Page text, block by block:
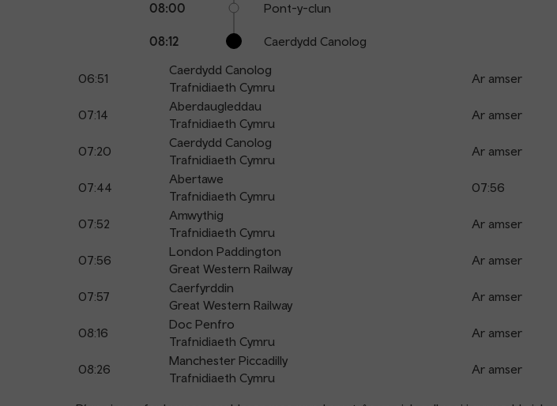
08:00 Pont-y-clun
08:12 Caerdydd Canolog
06:51
Caerdydd Canolog
Trafnidiaeth Cymru
Ar amser
07:14
Aberdaugleddau
Trafnidiaeth Cymru
Ar amser
07:20
Caerdydd Canolog
Trafnidiaeth Cymru
Ar amser
07:44
Abertawe
Trafnidiaeth Cymru
07:56
07:52
Amwythig
Trafnidiaeth Cymru
Ar amser
07:56
London Paddington
Great Western Railway
Ar amser
07:57
Caerfyrddin
Great Western Railway
Ar amser
08:16
Doc Penfro
Trafnidiaeth Cymru
Ar amser
08:26
Manchester Piccadilly
Trafnidiaeth Cymru
Ar amser